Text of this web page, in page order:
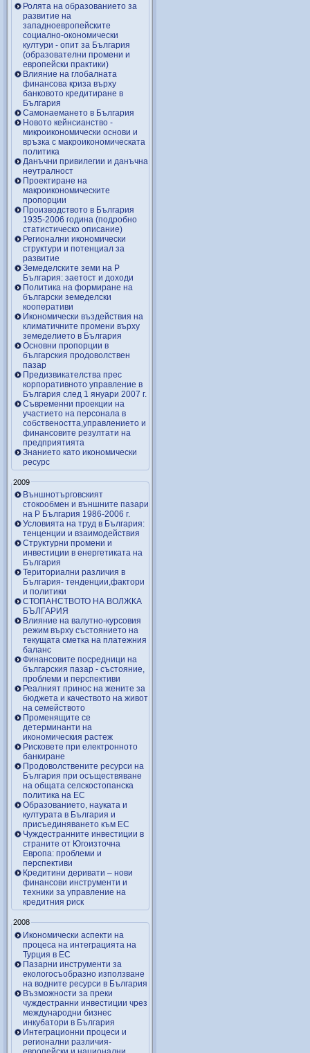
Ролята на образованието за
развитие на
западноевропейските
социално-окономически
култури - опит за България
(образователни промени и
европейски практики)
Влияние на глобалната
финансова криза върху
банковото кредитиране в
България
Самонаемането в България
Новото кейнсианство -
микроикономически основи и
връзка с макроикономическата
политика
Данъчни привилегии и данъчна
неутралност
Проектиране на
макроикономическите
пропорции
Производството в България
1935-2006 година (подробно
статистическо описание)
Регионални икономически
структури и потенциал за
развитие
Земеделските земи на Р
България: заетост и доходи
Политика на формиране на
български земеделски
кооперативи
Икономически въздействия на
климатичните промени върху
земеделието в България
Основни пропорции в
българския продоволствен
пазар
Предизвикателства прес
корпоративното управление в
България след 1 януари 2007 г.
Съвременни проекции на
участието на персонала в
собствеността,управлението и
финансовите резултати на
предприятията
Знанието като икономически
ресурс
2009
Външнотърговският
стокообмен и външните пазари
на Р България 1986-2006 г.
Условията на труд в България:
тенценции и взаимодействия
Структурни промени и
инвестиции в енергетиката на
България
Териториални различия в
България- тенденции,фактори
и политики
СТОПАНСТВОТО НА ВОЛЖКА
БЪЛГАРИЯ
Влияние на валутно-курсовия
режим върху състоянието на
текущата сметка на платежния
баланс
Финансовите посредници на
българския пазар - състояние,
проблеми и перспективи
Реалният принос на жените за
бюджета и качеството на живот
на семейството
Променящите се
детерминанти на
икономическия растеж
Рисковете при електронното
банкиране
Продоволствените ресурси на
България при осъществяване
на общата селскостопанска
политика на ЕС
Образованието, науката и
културата в България и
присъединяването към ЕС
Чуждестранните инвестиции в
страните от Югоизточна
Европа: проблеми и
перспективи
Кредитини деривати – нови
финансови инструменти и
техники за управление на
кредитния риск
2008
Икономически аспекти на
процеса на интеграцията на
Турция в ЕС
Пазарни инструменти за
екологосъобразно използване
на водните ресурси в България
Възможности за преки
чуждестранни инвестиции чрез
международни бизнес
инкубатори в България
Интеграционни процеси и
регионални различия-